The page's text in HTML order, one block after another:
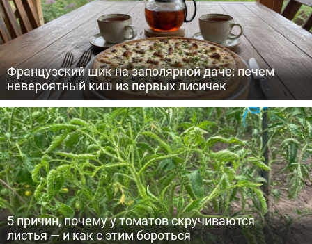
Французский шик на заполярной даче: печем
невероятный киш из первых лисичек
5 причин, почему у томатов скручиваются
листья — и как с этим бороться